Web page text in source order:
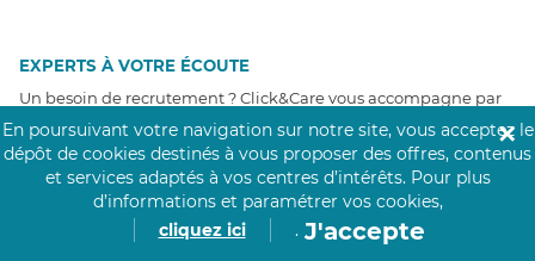
EXPERTS À VOTRE ÉCOUTE
Un besoin de recrutement ? Click&Care vous accompagne par
téléphone 7/7
Être rappelé aujourd'hui
MOIGNAGES CLIENTS
En poursuivant votre navigation sur notre site, vous acceptez le
dépôt de cookies destinés à vous proposer des offres, contenus
et services adaptés à vos centres d’intérêts. Pour plus
d’informations et paramétrer vos cookies,
cliquez ici
. J'accepte
✕